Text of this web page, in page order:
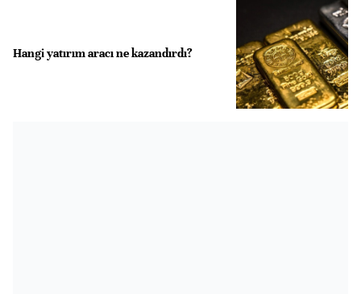
Hangi yatırım aracı ne kazandırdı?